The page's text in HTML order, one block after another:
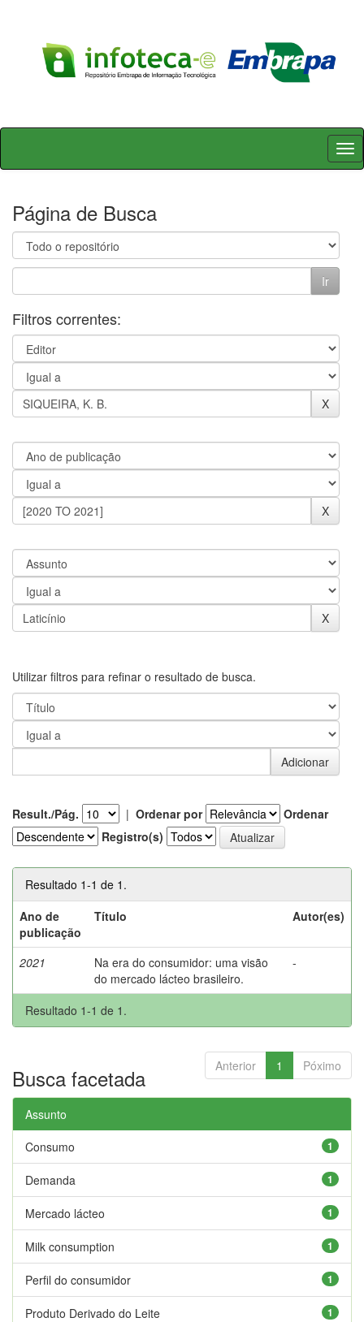
Skip
Página de Busca
Filtros correntes:
Utilizar filtros para refinar o resultado de busca.
Result./Pág. | Ordenar por
Ordenar
Registro(s)
Resultado 1-1 de 1.
Ano de
publicação
Título Autor(es)
2021
Na era do consumidor: uma visão
do mercado lácteo brasileiro.
-
Resultado 1-1 de 1.
Anterior 1 Póximo
Busca facetada
Assunto
1
Consumo
1
Demanda
1
Mercado lácteo
1
Milk consumption
1
Perfil do consumidor
1
Produto Derivado do Leite